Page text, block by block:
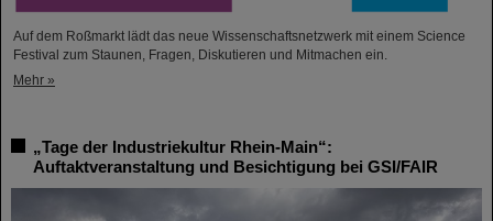
Auf dem Roßmarkt lädt das neue Wissenschaftsnetzwerk mit einem Science
Festival zum Staunen, Fragen, Diskutieren und Mitmachen ein.
Mehr »
„Tage der Industriekultur Rhein-Main“:
Auftaktveranstaltung und Besichtigung bei GSI/FAIR